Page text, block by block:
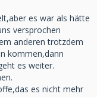
es war als hätte
versprochen
anderen trotzdem
kommen,dann
es weiter.
es nicht mehr